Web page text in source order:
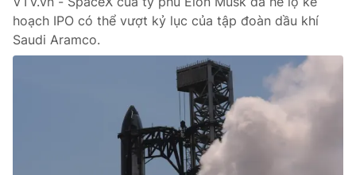
hoạch IPO có thể vượt kỷ lục của tập đoàn dầu khí
Saudi Aramco.